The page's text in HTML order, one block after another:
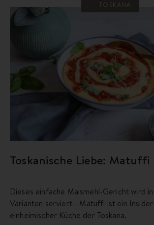
TOSKANA
Toskanische Liebe: Matuffi
Dieses einfache Maismehl-Gericht wird
Varianten serviert - Matuffi ist ein
einheimischer Küche der Toskana.